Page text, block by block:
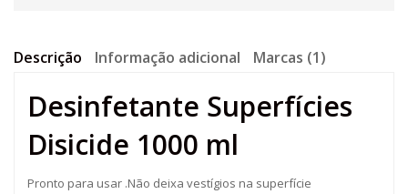
Descrição Informação adicional Marcas (1)
Desinfetante Superfícies
Disicide 1000 ml
Pronto para usar .Não deixa vestígios na superfície